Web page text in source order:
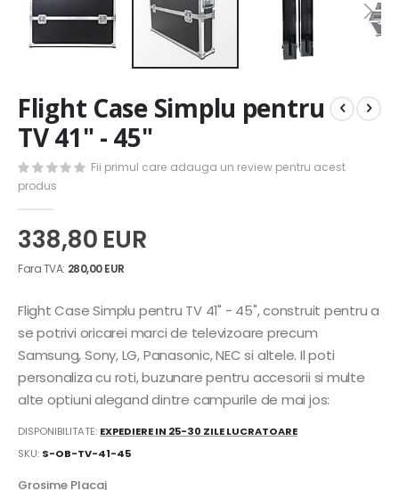
to
the
beginning
of
the
images
gallery
Flight Case Simplu pentru
TV 41" - 45"
Fii primul care adauga un review pentru acest
produs
338,80 EUR
280,00 EUR
Flight Case Simplu pentru TV 41" - 45", construit pentru a
se potrivi oricarei marci de televizoare precum
Samsung, Sony, LG, Panasonic, NEC si altele. Il poti
personaliza cu roti, buzunare pentru accesorii si multe
alte optiuni alegand dintre campurile de mai jos:
DISPONIBILITATE: EXPEDIERE IN 25-30 ZILE LUCRATOARE
SKU S-OB-TV-41-45
Grosime Placaj